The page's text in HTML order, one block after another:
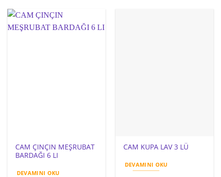
CAM ÇINÇIN MEŞRUBAT
BARDAĞI 6 LI
DEVAMINI OKU
CAM KUPA LAV 3 LÜ
DEVAMINI OKU